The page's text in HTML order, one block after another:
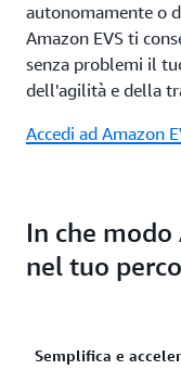
autonomamente o
Amazon EVS ti
senza problemi il
dell'agilità e della
Accedi ad Amazon
In che modo
nel tuo
Semplifica e